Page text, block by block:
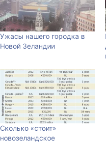
Ужасы нашего городка в
Новой Зеландии
Сколько «стоит»
новозеландское